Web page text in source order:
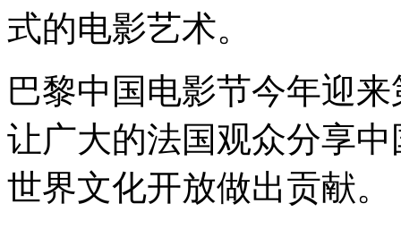
式的电影艺术。
巴黎中国电影节今年迎
让广大的法国观众分享
世界文化开放做出贡献。